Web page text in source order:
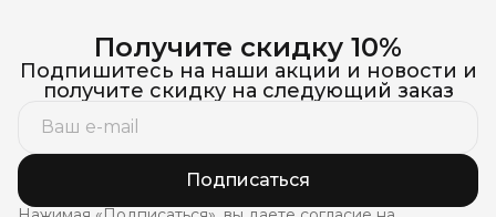
Получите скидку 10%
Подпишитесь на наши акции и новости и
получите скидку на следующий заказ
Подписаться